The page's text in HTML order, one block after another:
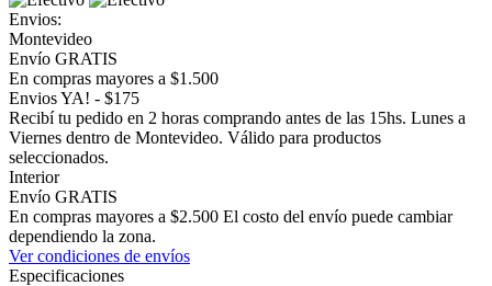
Envios:
Montevideo
Envío GRATIS
En compras mayores a $1.500
Envios YA! - $175
Recibí tu pedido en 2 horas comprando antes de las 15hs. Lunes a
Viernes dentro de Montevideo. Válido para productos
seleccionados.
Interior
Envío GRATIS
En compras mayores a $2.500 El costo del envío puede cambiar
dependiendo la zona.
Ver condiciones de envíos
Especificaciones